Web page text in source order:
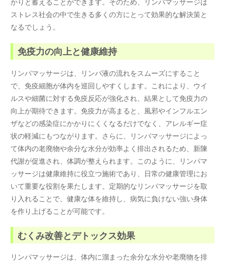
ストレス社会の中で生きる多くの方にとって効果的な解決策と
なるでしょう。
免疫力の向上と健康維持
リンパマッサージは、リンパ液の流れをスムーズにすること
で、免疫細胞が体内を巡回しやすくします。これにより、ウイ
ルスや細菌に対する免疫反応が強化され、結果として免疫力の
向上が期待できます。免疫力が高まると、風邪やインフルエン
ザなどの感染症にかかりにくくなるだけでなく、アレルギー症
状の軽減にもつながります。さらに、リンパマッサージによっ
て体内の老廃物や余分な水分が効率よく排出されるため、新陳
代謝が促進され、体調が整えられます。このように、リンパマ
ッサージは健康維持に役立つ施術であり、日常の健康管理にお
いて重要な役割を果たします。定期的なリンパマッサージを取
り入れることで、健康な体を維持し、病気に負けない強い身体
を作り上げることが可能です。
むくみ改善とデトックス効果
リンパマッサージは、体内に溜まった余分な水分や老廃物を排